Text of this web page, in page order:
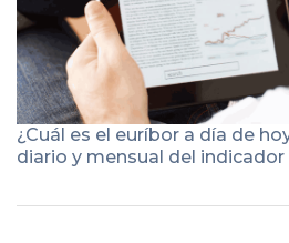
¿Cuál es el euríbor a día de
diario y mensual del indicador